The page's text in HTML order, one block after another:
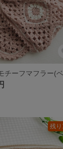
残り